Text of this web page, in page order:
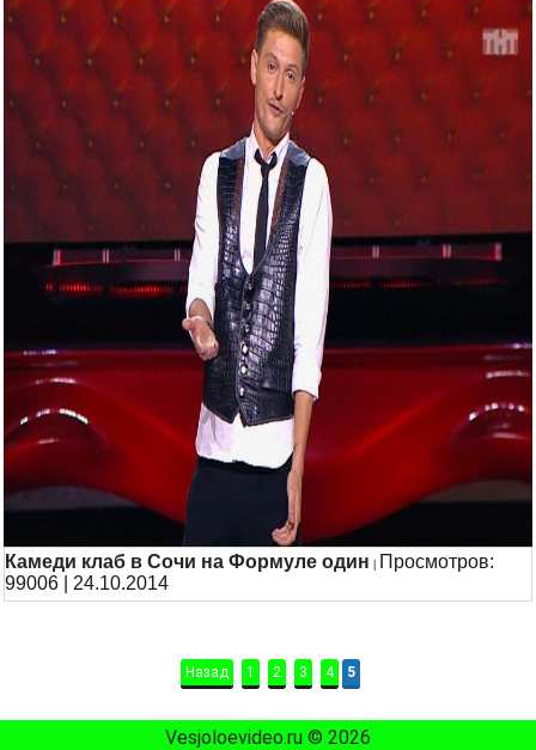
Камеди клаб в Сочи на Формуле один
Просмотров:
99006 | 24.10.2014
Назад 1 2 3 4 5
Vesjoloevideo.ru © 2026